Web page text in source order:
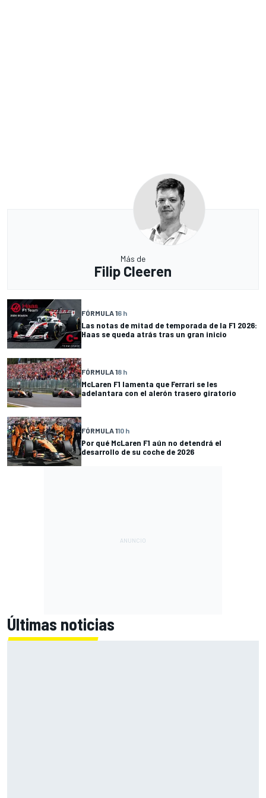
Más de
Filip Cleeren
FÓRMULA 16 h
Las notas de mitad de temporada de la F1 2026:
Haas se queda atrás tras un gran inicio
FÓRMULA 18 h
McLaren F1 lamenta que Ferrari se les
adelantara con el alerón trasero giratorio
FÓRMULA 110 h
Por qué McLaren F1 aún no detendrá el
desarrollo de su coche de 2026
Últimas noticias